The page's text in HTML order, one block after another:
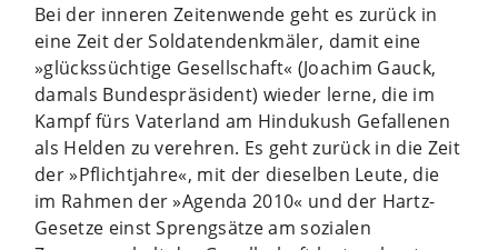
Bei der inneren Zeitenwende geht es zurück in
eine Zeit der Soldatendenkmäler, damit eine
»glückssüchtige Gesellschaft« (Joachim Gauck,
damals Bundespräsident) wieder lerne, die im
Kampf fürs Vaterland am Hindukush Gefallenen
als Helden zu verehren. Es geht zurück in die Zeit
der »Pflichtjahre«, mit der dieselben Leute, die
im Rahmen der »Agenda 2010« und der Hartz-
Gesetze einst Sprengsätze am sozialen